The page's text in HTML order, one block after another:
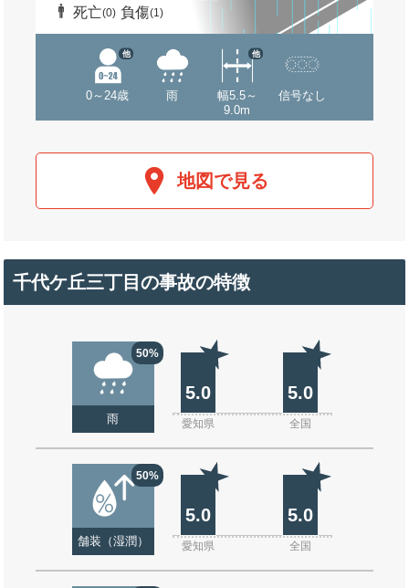
死亡(0) 負傷(1)
0～24歳
他
雨
幅5.5～
9.0m
他
信号なし
地図で見る
千代ケ丘三丁目の事故の特徴
50%
雨
5.0 5.0
愛知県 全国
50%
舗装（湿潤）
5.0 5.0
愛知県 全国